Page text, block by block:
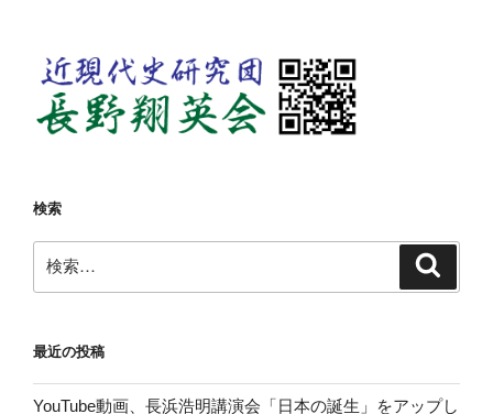
検索
索:
最近の投稿
YouTube動画、長浜浩明講演会「日本の誕生」をアップし